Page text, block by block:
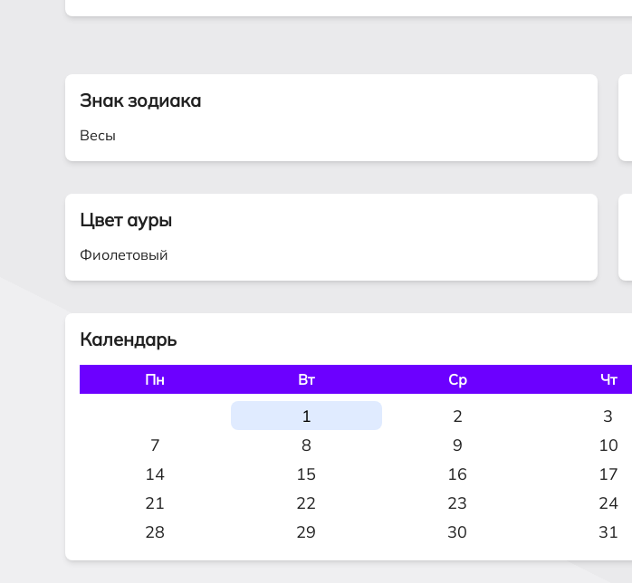
Знак зодиака
Весы
Цвет ауры
Фиолетовый
Календарь
Пн Вт Ср Чт
1 2 3
7
8 9 10
14
15 16 17
21
22 23 24
28
29 30 31